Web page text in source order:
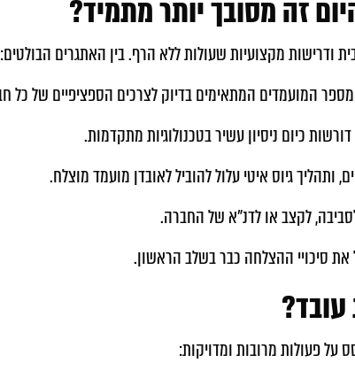
זה מסובך יותר מתמיד?
ודרישות מקצועיות שעולות ללא הרף. בין האתגרים הבולטים:
סיכויי ההצלחה כבר בשלב הראשון.
על פעולות מרובות ומדויקות: